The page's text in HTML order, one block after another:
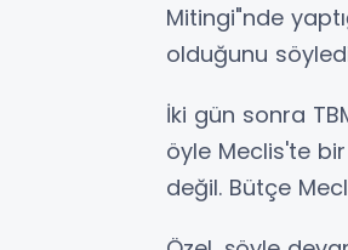
Mitingi"nde
olduğunu
İki gün sonra
öyle Meclis'te
değil. Bütçe